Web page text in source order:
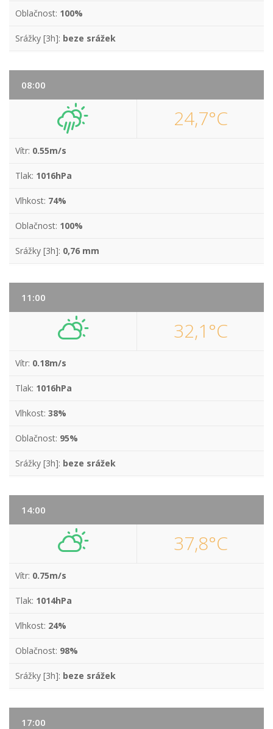
Oblačnost: 100%
Srážky [3h]: beze srážek
08:00
24,7°C
Vítr: 0.55m/s
Tlak: 1016hPa
Vlhkost: 74%
Oblačnost: 100%
Srážky [3h]: 0,76 mm
11:00
32,1°C
Vítr: 0.18m/s
Tlak: 1016hPa
Vlhkost: 38%
Oblačnost: 95%
Srážky [3h]: beze srážek
14:00
37,8°C
Vítr: 0.75m/s
Tlak: 1014hPa
Vlhkost: 24%
Oblačnost: 98%
Srážky [3h]: beze srážek
17:00